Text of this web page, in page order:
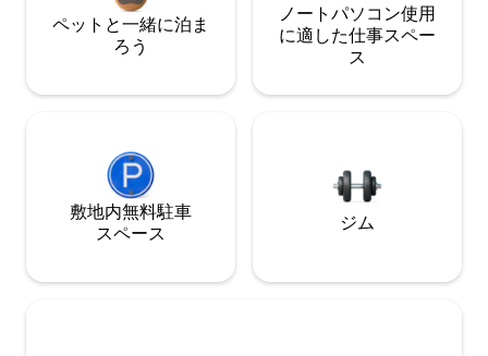
ペットと一緒に泊ま
ろう
ノートパソコン使用
に適した仕事スペー
ス
敷地内無料駐⁠車
ス⁠ペ⁠ー⁠ス
ジム